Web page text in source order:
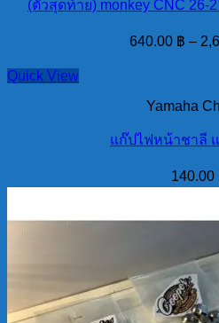
(ตัวสุดท้าย) monkey CNC 26-
640.00 ฿ –
Quick View
Yamaha
แก๊ปไฟหน้าชาลี
140.00